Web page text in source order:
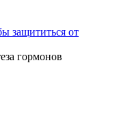
защититься от
гормонов